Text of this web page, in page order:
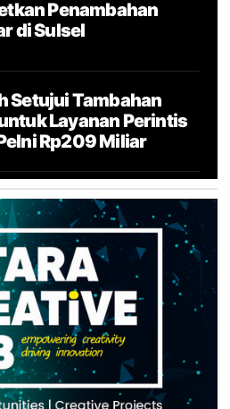
Penambahan
di Sulsel
Setujui Tambahan
Layanan Perintis
Rp209 Miliar